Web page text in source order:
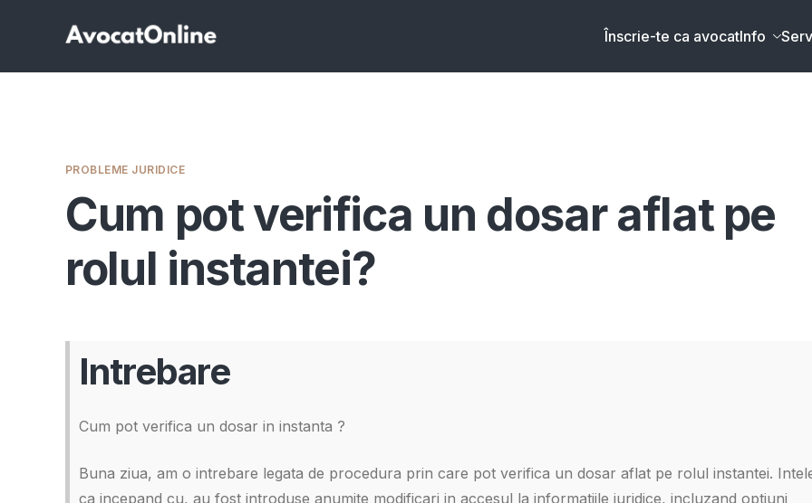
Înscrie-te ca avocatInfo
PROBLEME JURIDICE
Cum pot verifica un dosar aflat pe
rolul instantei?
Intrebare
Cum pot verifica un dosar in instanta ?
Buna ziua, am o intrebare legata de procedura prin care pot verifica un dosar aflat pe rolul instantei.
ca incepand cu, au fost introduse anumite modificari in accesul la informatiile juridice, incluzand optiuni